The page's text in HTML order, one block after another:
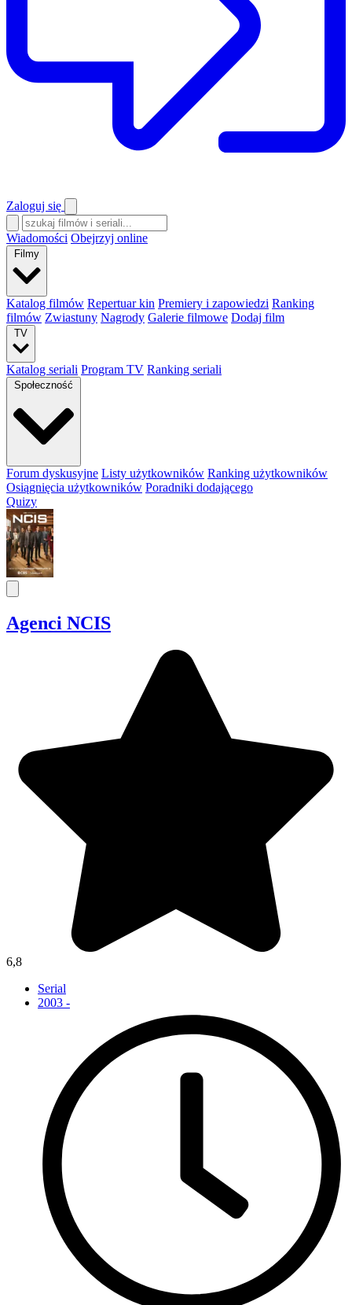
Zaloguj się
Wiadomości Obejrzyj online
Filmy
Katalog filmów Repertuar kin Premiery i zapowiedzi Ranking
filmów Zwiastuny Nagrody Galerie filmowe Dodaj film
TV
Katalog seriali Program TV Ranking seriali
Społeczność
Forum dyskusyjne Listy użytkowników Ranking użytkowników
Osiągnięcia użytkowników Poradniki dodającego
Quizy
Agenci NCIS
6,8
Serial
2003 -